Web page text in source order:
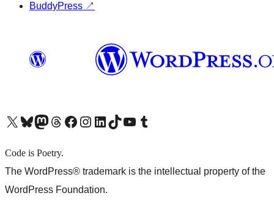
BuddyPress ↗
X (旧 Twitter) アカウントへBluesky アカウントへMastodon アカウントへThreads アカウントへ Facebook ページへInstagram アカウントへ LinkedIn アカウントへTikTok アカウントへYouTube チャンネルへ Tumblr アカウントへ
Code is Poetry.
The WordPress® trademark is the intellectual property of the
WordPress Foundation.